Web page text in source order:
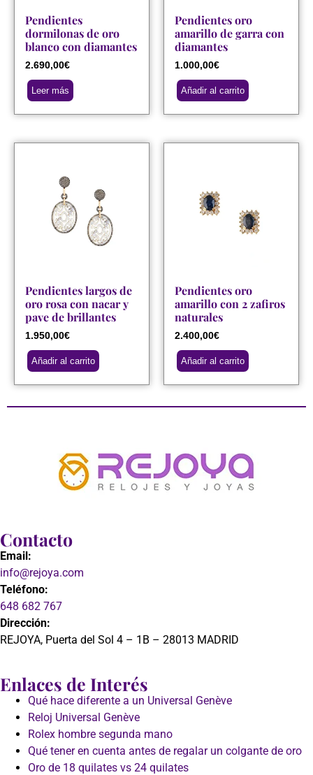
Pendientes
dormilonas de oro
blanco con diamantes
2.690,00€
Leer más
Pendientes oro
amarillo de garra con
diamantes
1.000,00€
Añadir al carrito
Pendientes largos de
oro rosa con nacar y
pave de brillantes
1.950,00€
Añadir al carrito
Pendientes oro
amarillo con 2 zafiros
naturales
2.400,00€
Añadir al carrito
Contacto
Email:
info@rejoya.com
Teléfono:
648 682 767
Dirección:
REJOYA, Puerta del Sol 4 – 1B – 28013 MADRID
Enlaces de Interés
Qué hace diferente a un Universal Genève
Reloj Universal Genève
Rolex hombre segunda mano
Qué tener en cuenta antes de regalar un colgante de oro
Oro de 18 quilates vs 24 quilates